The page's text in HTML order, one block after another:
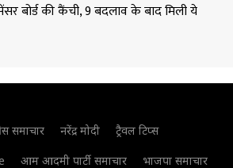
बोर्ड की कैंची, 9 बदलाव के बाद मिली ये
समाचार नरेंद्र मोदी
ट्रैवल टिप्स
आम आदमी पार्टी समाचार भाजपा समाचार